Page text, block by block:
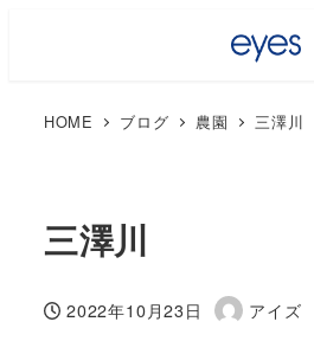
HOME ブログ 農園 三澤川
三澤川
投稿日
2022年10月23日
著
アイズ